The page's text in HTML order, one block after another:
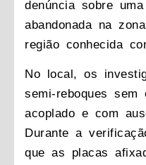
denúncia sobre
abandonada na
região conhecida
No local, os
semi-reboques sem
acoplado e com
Durante a
que as placas